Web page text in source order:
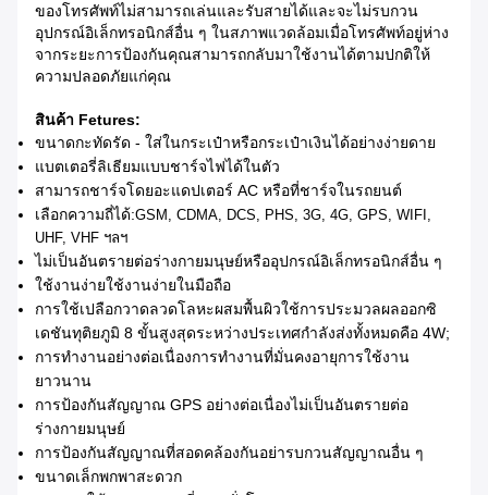
ของโทรศัพท์ไม่สามารถเล่นและรับสายได้และจะไม่รบกวน
อุปกรณ์อิเล็กทรอนิกส์อื่น ๆ ในสภาพแวดล้อมเมื่อโทรศัพท์อยู่ห่าง
จากระยะการป้องกันคุณสามารถกลับมาใช้งานได้ตามปกติให้
ความปลอดภัยแก่คุณ
สินค้า Fetures:
ขนาดกะทัดรัด - ใส่ในกระเป๋าหรือกระเป๋าเงินได้อย่างง่ายดาย
แบตเตอรี่ลิเธียมแบบชาร์จไฟได้ในตัว
สามารถชาร์จโดยอะแดปเตอร์ AC หรือที่ชาร์จในรถยนต์
เลือกความถี่ได้:GSM, CDMA, DCS, PHS, 3G, 4G, GPS, WIFI,
UHF, VHF ฯลฯ
ไม่เป็นอันตรายต่อร่างกายมนุษย์หรืออุปกรณ์อิเล็กทรอนิกส์อื่น ๆ
ใช้งานง่ายใช้งานง่ายในมือถือ
การใช้เปลือกวาดลวดโลหะผสมพื้นผิวใช้การประมวลผลออกซิ
เดชันทุติยภูมิ 8 ขั้นสูงสุดระหว่างประเทศกำลังส่งทั้งหมดคือ 4W;
การทำงานอย่างต่อเนื่องการทำงานที่มั่นคงอายุการใช้งาน
ยาวนาน
การป้องกันสัญญาณ GPS อย่างต่อเนื่องไม่เป็นอันตรายต่อ
ร่างกายมนุษย์
การป้องกันสัญญาณที่สอดคล้องกันอย่ารบกวนสัญญาณอื่น ๆ
ขนาดเล็กพกพาสะดวก